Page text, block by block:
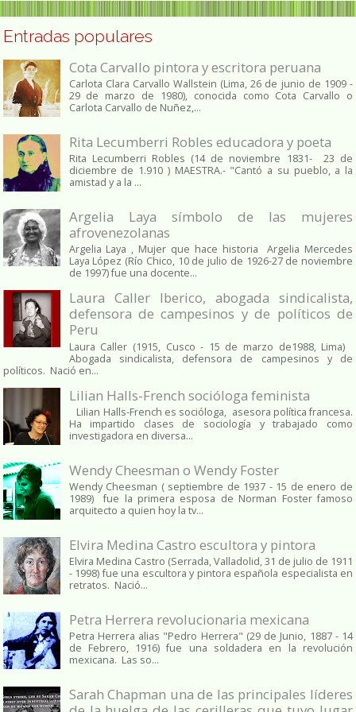
Entradas populares
Cota Carvallo pintora y escritora peruana
Carlota Clara Carvallo Wallstein (Lima, 26 de junio de 1909 -
29 de marzo de 1980), conocida como Cota Carvallo o
Carlota Carvallo de Nuñez,...
Rita Lecumberri Robles educadora y poeta
Rita Lecumberri Robles (14 de noviembre 1831- 23 de
diciembre de 1.910 ) MAESTRA.- "Cantó a su pueblo, a la
amistad y a la ...
Argelia Laya símbolo de las mujeres
afrovenezolanas
Argelia Laya , Mujer que hace historia Argelia Mercedes
Laya López (Río Chico, 10 de julio de 1926-27 de noviembre
de 1997) fue una docente...
Laura Caller Iberico, abogada sindicalista,
defensora de campesinos y de políticos de
Peru
Laura Caller (1915, Cusco - 15 de marzo de1988, Lima)
Abogada sindicalista, defensora de campesinos y de
políticos. Nació en...
Lilian Halls-French socióloga feminista
Lilian Halls-French es socióloga, asesora política francesa.
Ha impartido clases de sociología y trabajado como
investigadora en diversa...
Wendy Cheesman o Wendy Foster
Wendy Cheesman ( septiembre de 1937 - 15 de enero de
1989) fue la primera esposa de Norman Foster famoso
arquitecto a quien hoy la tv...
Elvira Medina Castro escultora y pintora
Elvira Medina Castro (Serrada, Valladolid, 31 de julio de 1911
- 1998) fue una escultora y pintora española especialista en
retratos. Nació...
Petra Herrera revolucionaria mexicana
Petra Herrera alias "Pedro Herrera" (29 de Junio, 1887 - 14
de Febrero, 1916) fue una soldadera en la revolución
mexicana. Las so...
Sarah Chapman una de las principales líderes